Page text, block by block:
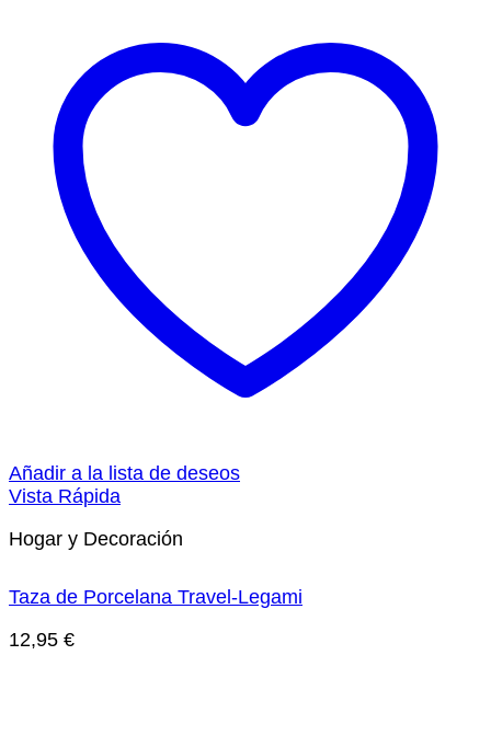
Añadir a la lista de deseos
Vista Rápida
Hogar y Decoración
Taza de Porcelana Travel-Legami
12,95 €